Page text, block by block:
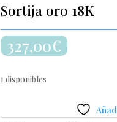
Sortija oro 18K
327,00€
1 disponibles